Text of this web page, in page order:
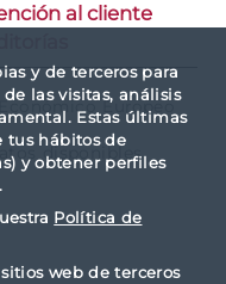
y de terceros para
las visitas, análisis
Estas últimas
tus hábitos de
y obtener perfiles
Política de
web de terceros
al cliente
Europeo
disponibles